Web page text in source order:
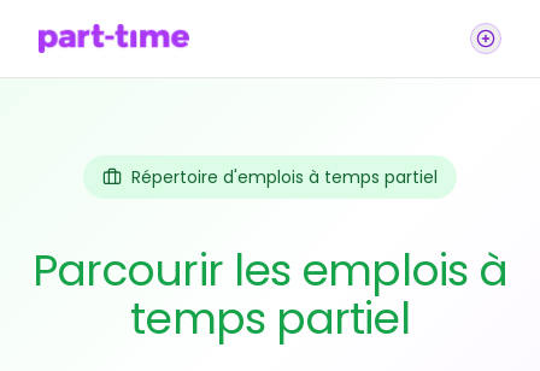
Répertoire d'emplois à temps partiel
Parcourir les emplois à
temps partiel